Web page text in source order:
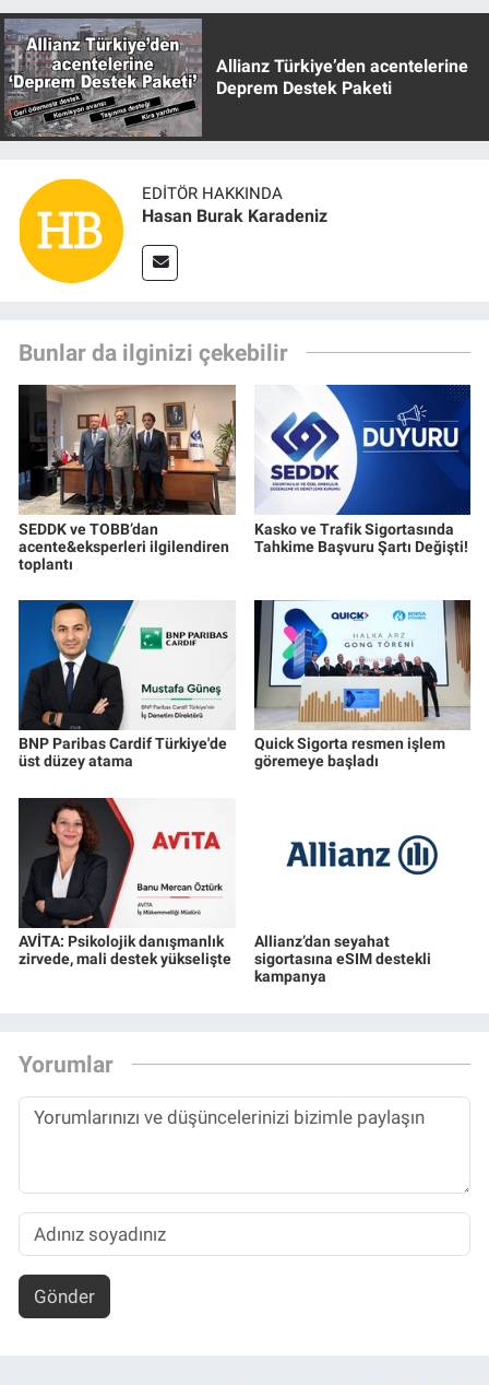
Allianz Türkiye’den acentelerine
Deprem Destek Paketi
EDITÖR HAKKINDA
Hasan Burak Karadeniz
Bunlar da ilginizi çekebilir
SEDDK ve TOBB’dan
acente&eksperleri ilgilendiren
toplantı
Kasko ve Trafik Sigortasında
Tahkime Başvuru Şartı Değişti!
BNP Paribas Cardif Türkiye'de
üst düzey atama
Quick Sigorta resmen işlem
göremeye başladı
AVİTA: Psikolojik danışmanlık
zirvede, mali destek yükselişte
Allianz’dan seyahat
sigortasına eSIM destekli
kampanya
Yorumlar
Gönder